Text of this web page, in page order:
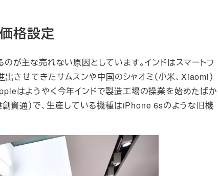
格設定
が主な売れない原因としています。インドはスマートフ
させてきたサムスンや中国のシャオミ（小米、Xiaomi）
はようやく今年インドで製造工場の操業を始めたばか
資通）で、生産している機種はiPhone 6sのような旧機